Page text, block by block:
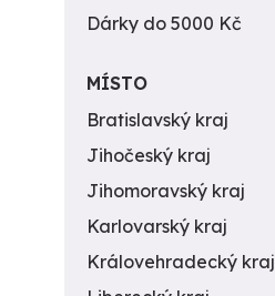
Dárky do 5000 Kč
MÍSTO
Bratislavský kraj
Jihočeský kraj
Jihomoravský kraj
Karlovarský kraj
Královehradecký kraj